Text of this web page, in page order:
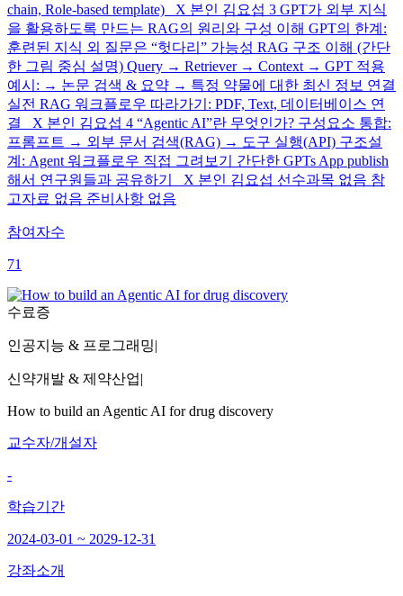
chain, Role-based template) X 본인 김요섭 3 GPT가 외부 지식
을 활용하도록 만드는 RAG의 원리와 구성 이해 GPT의 한계:
훈련된 지식 외 질문은 “헛다리” 가능성 RAG 구조 이해 (간단
한 그림 중심 설명) Query → Retriever → Context → GPT 적용
예시: → 논문 검색 & 요약 → 특정 약물에 대한 최신 정보 연결
실전 RAG 워크플로우 따라가기: PDF, Text, 데이터베이스 연
결 X 본인 김요섭 4 “Agentic AI”란 무엇인가? 구성요소 통합:
프롬프트 → 외부 문서 검색(RAG) → 도구 실행(API) 구조설
계: Agent 워크플로우 직접 그려보기 간단한 GPTs App publish
해서 연구원들과 공유하기 X 본인 김요섭 선수과목 없음 참
고자료 없음 준비사항 없음
참여자수
71
수료증
인공지능 & 프로그래밍|
신약개발 & 제약산업|
How to build an Agentic AI for drug discovery
교수자/개설자
-
학습기간
2024-03-01 ~ 2029-12-31
강좌소개